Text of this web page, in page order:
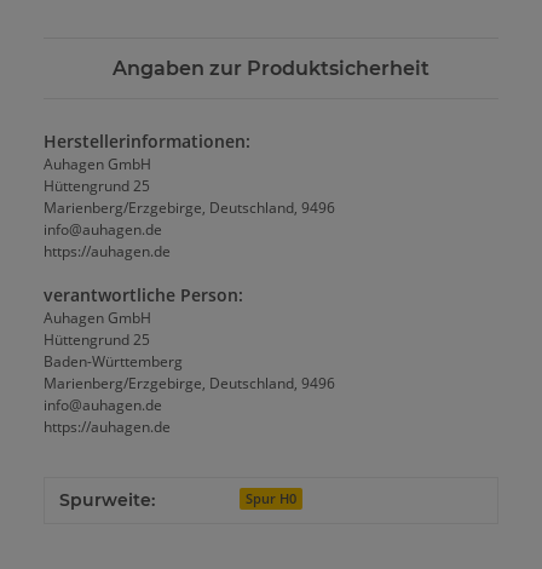
Angaben zur Produktsicherheit
Herstellerinformationen:
Auhagen GmbH
Hüttengrund 25
Marienberg/Erzgebirge, Deutschland, 9496
info@auhagen.de
https://auhagen.de
verantwortliche Person:
Auhagen GmbH
Hüttengrund 25
Baden-Württemberg
Marienberg/Erzgebirge, Deutschland, 9496
info@auhagen.de
https://auhagen.de
Spurweite: Spur H0